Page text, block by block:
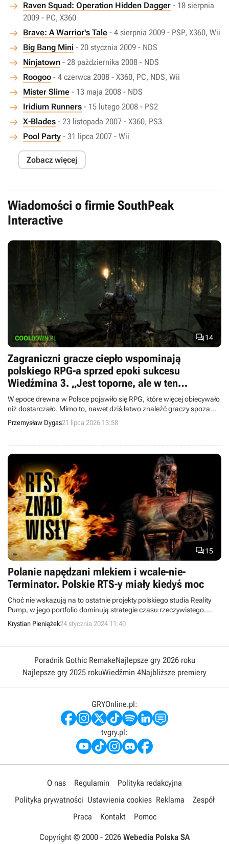
Raven Squad: Operation Hidden Dagger - 18 sierpnia
2009 - PC, X360
Brave: A Warrior's Tale - 4 sierpnia 2009 - PSP, X360, Wii
Big Bang Mini - 20 stycznia 2009 - NDS
Ninjatown - 28 października 2008 - NDS
Roogoo - 4 czerwca 2008 - X360, PC, NDS, Wii
Mister Slime - 13 maja 2008 - NDS
Iridium Runners - 15 lutego 2008 - PS2
X-Blades - 23 listopada 2007 - X360, PS3
Pool Party - 31 lipca 2007 - Wii
Zobacz więcej
Wiadomości o firmie SouthPeak
Interactive
14
Zagraniczni gracze ciepło wspominają
polskiego RPG-a sprzed epoki sukcesu
Wiedźmina 3. „Jest toporne, ale w ten
właściwy sposób”
W epoce drewna w Polsce pojawiło się RPG, które więcej obiecywało
niż dostarczało. Mimo to, nawet dziś łatwo znaleźć graczy spoza
naszego kraju, którzy ciepło wspominają dzieło Reality Pump.
Przemysław Dygas21 lipca 2026 13:58
15
Polanie napędzani mlekiem i wcale-nie-
Terminator. Polskie RTS-y miały kiedyś moc
Choć nie wskazują na to ostatnie projekty polskiego studia Reality
Pump, w jego portfolio dominują strategie czasu rzeczywistego.
Sprawdźmy, jakie RTS-y dostarczyli krakowscy deweloperzy, którym
zawdzięczamy rodzime wariacje na temat Warcrafta oraz
Krystian Pieniążek24 stycznia 2024 11:40
Poradnik Gothic RemakeNajlepsze gry 2026 roku
Najlepsze gry 2025 rokuWiedźmin 4Najbliższe premiery
GRYOnline.pl:
tvgry.pl:
O nas Regulamin
Polityka redakcyjna
Polityka prywatności Ustawienia cookies Reklama
Zespół
Praca
Kontakt Pomoc
Copyright © 2000 - 2026 Webedia Polska SA